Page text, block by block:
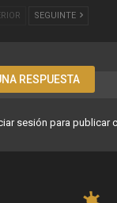
SEGUINTE
RESPUESTA
sesión para publicar